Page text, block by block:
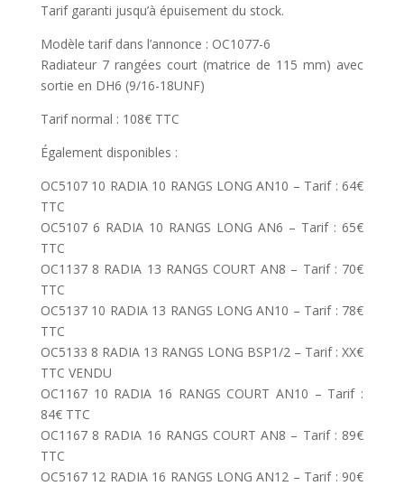
Tarif garanti jusqu’à épuisement du stock.
Modèle tarif dans l’annonce : OC1077-6
Radiateur 7 rangées court (matrice de 115 mm) avec
sortie en DH6 (9/16-18UNF)
Tarif normal : 108€ TTC
Également disponibles :
OC5107 10 RADIA 10 RANGS LONG AN10 – Tarif : 64€
TTC
OC5107 6 RADIA 10 RANGS LONG AN6 – Tarif : 65€
TTC
OC1137 8 RADIA 13 RANGS COURT AN8 – Tarif : 70€
TTC
OC5137 10 RADIA 13 RANGS LONG AN10 – Tarif : 78€
TTC
OC5133 8 RADIA 13 RANGS LONG BSP1/2 – Tarif : XX€
TTC VENDU
OC1167 10 RADIA 16 RANGS COURT AN10 – Tarif :
84€ TTC
OC1167 8 RADIA 16 RANGS COURT AN8 – Tarif : 89€
TTC
OC5167 12 RADIA 16 RANGS LONG AN12 – Tarif : 90€